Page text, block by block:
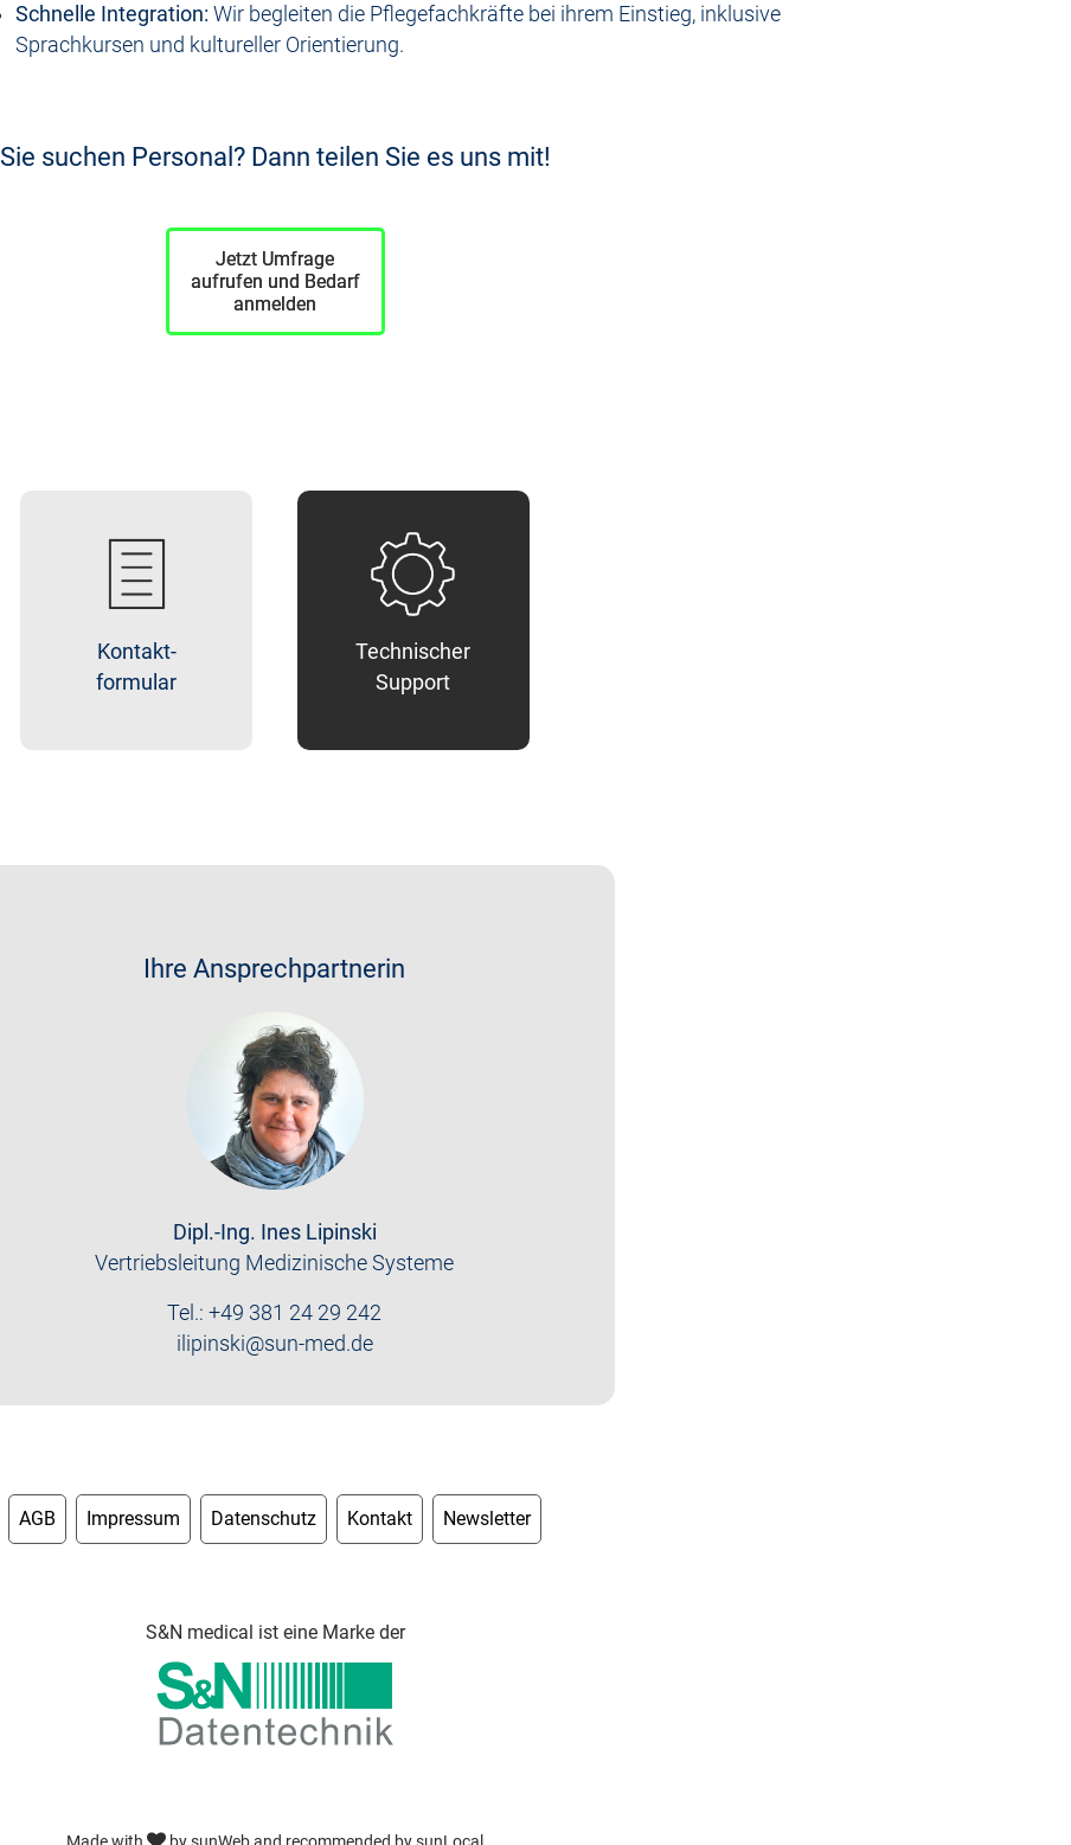
Schnelle Integration: Wir begleiten die Pflegefachkräfte bei ihrem Einstieg, inklusive
Sprachkursen und kultureller Orientierung.
Sie suchen Personal? Dann teilen Sie es uns mit!
Jetzt Umfrage
aufrufen und Bedarf
anmelden
Kontakt-
formular
Technischer
Support
Ihre Ansprechpartnerin
Dipl.-Ing. Ines Lipinski
Vertriebsleitung Medizinische Systeme
Tel.: +49 381 24 29 242
ilipinski@sun-med.de
AGB Impressum Datenschutz Kontakt Newsletter
S&N medical ist eine Marke der